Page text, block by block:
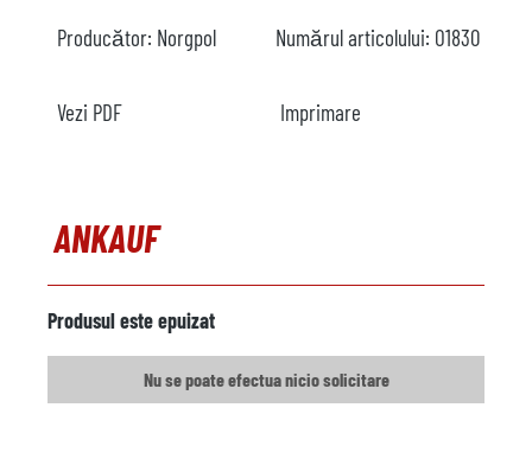
Producător: Norgpol Numărul articolului: O1830
Vezi PDF Imprimare
ANKAUF
Produsul este epuizat
Nu se poate efectua nicio solicitare